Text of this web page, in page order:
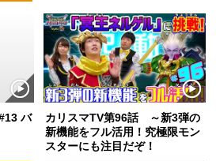
バ
カリスマTV第96話 ～新3弾の
新機能をフル活用！究極限モン
スターにも注目だぞ！